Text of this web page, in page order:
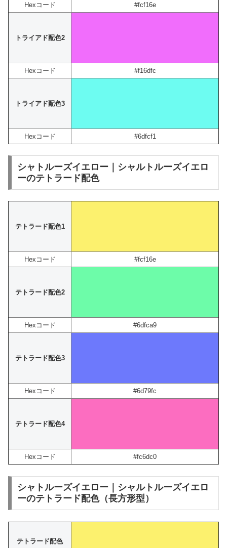
Hexコード #fcf16e
トライアド配色2
Hexコード #f16dfc
トライアド配色3
Hexコード #6dfcf1
シャトルーズイエロー｜シャルトルーズイエロ
ーのテトラード配色
テトラード配色1
Hexコード #fcf16e
テトラード配色2
Hexコード #6dfca9
テトラード配色3
Hexコード #6d79fc
テトラード配色4
Hexコード #fc6dc0
シャトルーズイエロー｜シャルトルーズイエロ
ーのテトラード配色（長方形型）
テトラード配色